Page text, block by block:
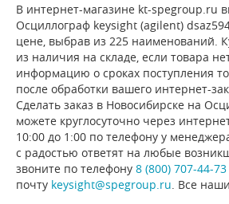
В интернет-магазине kt-spegroup.ru
Осциллограф keysight (agilent)
цене, выбрав из 225 наименований.
из наличия на складе, если товара
информацию о сроках поступления
после обработки вашего интернет-
Сделать заказ в Новосибирске на
можете круглосуточно через
10:00 до 1:00 по телефону у
с радостью ответят на любые
звоните по телефону 8 (800) 707-44-73
почту keysight@spegroup.ru . Все